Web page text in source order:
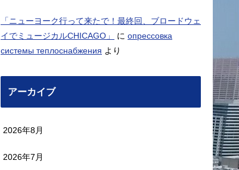
「ニューヨーク行って来たで！最終回、ブロードウェ
イでミュージカルCHICAGO」
に опрессовка
системы теплоснабжения より
アーカイブ
2026年8月
2026年7月